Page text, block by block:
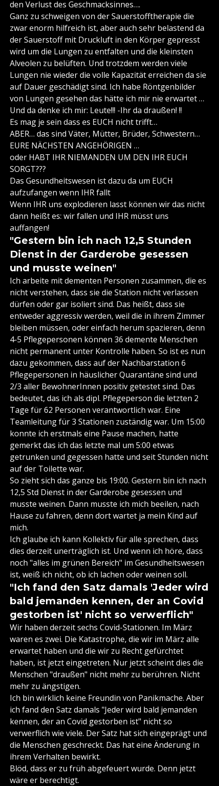
den Verlust des Geschmacksinnes….
Ganz zu schweigen von der Sauerstofftherapie die
zwar enorm hilfreich ist, aber auch sehr belastend da
der Sauerstoff mit Druckluft in den Körper gepresst
wird um die Lungen zu entfalten und die kleinsten
Alveolen zu belüften. Und trotzdem werden viele
Lungen nie wieder die volle Kapazität erreichen da sie
auf Dauer geschädigt sind. Ich habe Röntgenbilder
von Lungen gesehen das hätte ich mir nie erwartet …
Und da denke ich mir: Leute!!! -Ihr da draußen! !!
Es mag je sein dass es EUCH nicht trifft…
ABER… das sind Väter, Mütter, Brüder, Schwestern…
EURE NÄCHSTEN ANGEHÖRIGEN …
oder HABT IHR NIEMANDEN UM DEN IHR EUCH
SORGT???
Das Gesundheitswesen ist dazu da um EUCH
aufzufangen wenn IHR fallt
Wenn IHR uns explodieren lasst können wir das nicht
dann heißt es: wir fallen und IHR müsst uns
auffangen!
"Gestern bin ich nach 12,5 Stunden
Dienst in der Garderobe gesessen
und musste weinen"
Ich arbeite mit dementen Personen zusammen, die es
nicht verstehen, dass sie die Station nicht verlassen
dürfen oder gar isoliert sind. Das heißt, dass sie
entweder aggressiv werden, weil die in ihrem Zimmer
bleiben müssen, oder einfach herum spazieren, denn
4-5 Pflegepersonen können 36 demente Menschen
nicht permanent unter Kontrolle haben. So ist es nun
dazu gekommen, dass auf der Nachbarstation 6
Pflegepersonen in häuslicher Quarantäne sind und
2/3 aller BewohnerInnen positiv getestet sind. Das
bedeutet, das ich als dipl. Pflegeperson die letzten 2
Tage für 62 Personen verantwortlich war. Eine
Teamleitung für 3 Stationen zuständig war. Um 15:00
konnte ich erstmals eine Pause machen, hatte
gemerkt das ich das letzte mal um 5:00 etwas
getrunken und gegessen hatte und seit Stunden nicht
auf der Toilette war.
So zieht sich das ganze bis 19:00. Gestern bin ich nach
12,5 Std Dienst in der Garderobe gesessen und
musste weinen. Dann musste ich mich beeilen, nach
Hause zu fahren, denn dort wartet ja mein Kind auf
mich.
Ich glaube ich kann Kollektiv für alle sprechen, dass
dies derzeit unerträglich ist. Und wenn ich höre, dass
noch "alles im grünen Bereich" im Gesundheitswesen
ist, weiß ich nicht, ob ich lachen oder weinen soll.
"Ich fand den Satz damals 'Jeder wird
bald jemanden kennen, der an Covid
gestorben ist' nicht so verwerflich"
Wir haben derzeit sechs Covid-Stationen. Im März
waren es zwei. Die Katastrophe, die wir im März alle
erwartet haben und die wir zu Recht gefürchtet
haben, ist jetzt eingetreten. Nur jetzt scheint dies die
Menschen "draußen" nicht mehr zu berühren. Nicht
mehr zu ängstigen.
Ich bin wirklich keine Freundin von Panikmache. Aber
ich fand den Satz damals "Jeder wird bald jemanden
kennen, der an Covid gestorben ist" nicht so
verwerflich wie viele. Der Satz hat sich eingeprägt und
die Menschen geschreckt. Das hat eine Änderung in
ihrem Verhalten bewirkt.
Blöd, dass er zu früh abgefeuert wurde. Denn jetzt
wäre er berechtigt.